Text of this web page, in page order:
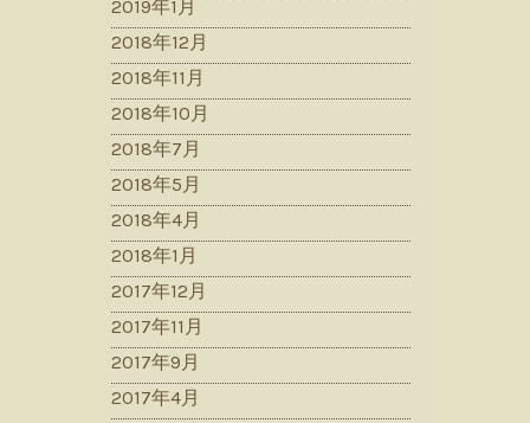
2019年1月
2018年12月
2018年11月
2018年10月
2018年7月
2018年5月
2018年4月
2018年1月
2017年12月
2017年11月
2017年9月
2017年4月